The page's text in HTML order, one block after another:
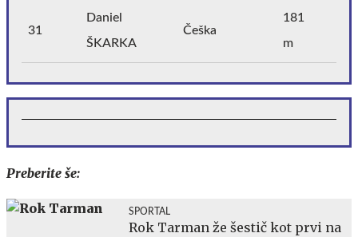
31
Daniel
ŠKARKA
Češka
181
m
Preberite še:
SPORTAL
Rok Tarman že šestič kot prvi na